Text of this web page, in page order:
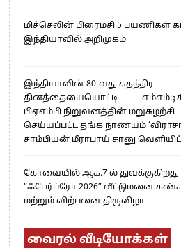
மிச்செலின் பிரைமசி 5 பயணிகள்
இந்தியாவில் அறிமுகம்
இந்தியாவின் 80-வது சுதந்திர
தினத்தையையொட்டி ——-
பிஏஎம்பி நிறுவனத்தின் மறுசுழற்சி
செய்யப்பட்ட தங்க நாணயம்
சாம்பியன் மீராபாய் சானு
கோவையில் ஆக.7 ல் துவக்குகிறது
“ஃபேர்ப்ரோ 2026” வீட்டுமனை
மற்றும் விற்பனை திருவிழா
வைரல் வீடியோக்கள்